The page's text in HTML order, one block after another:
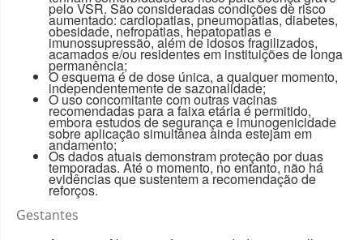
pelo VSR. São consideradas condições de risco
aumentado: cardiopatias, pneumopatias, diabetes,
obesidade, nefropatias, hepatopatias e
imunossupressão, além de idosos fragilizados,
acamados e/ou residentes em instituições de longa
permanência;
O esquema é de dose única, a qualquer momento,
independentemente de sazonalidade;
O uso concomitante com outras vacinas
recomendadas para a faixa etária é permitido,
embora estudos de segurança e imunogenicidade
sobre aplicação simultânea ainda estejam em
andamento;
Os dados atuais demonstram proteção por duas
temporadas. Até o momento, no entanto, não há
evidências que sustentem a recomendação de
reforços.
Gestantes